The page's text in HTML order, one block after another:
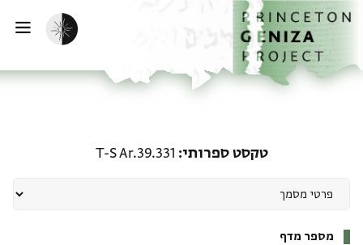
לתוכןהבית
הפעלת מצב כהה
טקסט ספרותי T-S Ar.39.331
מספר מדף